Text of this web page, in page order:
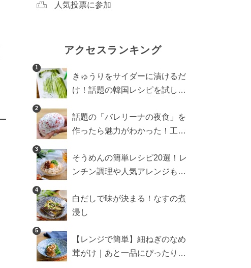
人気投票に参加
アクセスランキング
1
きゅうりをサイダーに漬けるだ
け！話題の韓国レシピを試した
2
話題の「バレリーナの夜食」を
作ったら魅力がわかった！工程
3
そうめんの簡単レシピ20選！レ
ンチン調理や人気アレンジも紹
4
白だしで味が決まる！なすの煮
浸し
5
【レンジで簡単】細ねぎのなめ
茸がけ｜あと一品にぴったり副